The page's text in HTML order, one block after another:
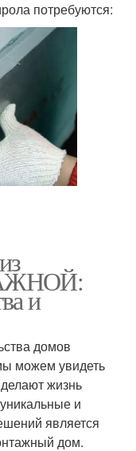
потребуются:
и
домов
можем увидеть
жизнь
и
является
дом.